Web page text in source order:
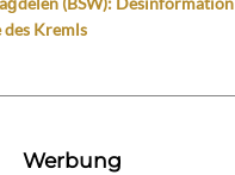
des Kremls
Werbung